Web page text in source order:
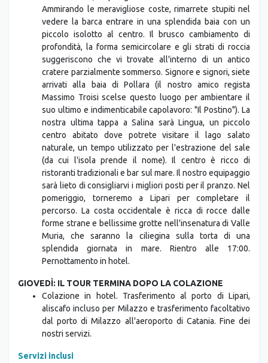
Ammirando le meravigliose coste, rimarrete stupiti nel
vedere la barca entrare in una splendida baia con un
piccolo isolotto al centro. Il brusco cambiamento di
profondità, la forma semicircolare e gli strati di roccia
suggeriscono che vi trovate all'interno di un antico
cratere parzialmente sommerso. Signore e signori, siete
arrivati alla baia di Pollara (il nostro amico regista
Massimo Troisi scelse questo luogo per ambientare il
suo ultimo e indimenticabile capolavoro: "Il Postino"). La
nostra ultima tappa a Salina sarà Lingua, un piccolo
centro abitato dove potrete visitare il lago salato
naturale, un tempo utilizzato per l'estrazione del sale
(da cui l'isola prende il nome). Il centro è ricco di
ristoranti tradizionali e bar sul mare. Il nostro equipaggio
sarà lieto di consigliarvi i migliori posti per il pranzo. Nel
pomeriggio, torneremo a Lipari per completare il
percorso. La costa occidentale è ricca di rocce dalle
forme strane e bellissime grotte nell'insenatura di Valle
Muria, che saranno la ciliegina sulla torta di una
splendida giornata in mare. Rientro alle 17:00.
Pernottamento in hotel.
GIOVEDÌ: IL TOUR TERMINA DOPO LA COLAZIONE
Colazione in hotel. Trasferimento al porto di Lipari,
aliscafo incluso per Milazzo e trasferimento facoltativo
dal porto di Milazzo all'aeroporto di Catania. Fine dei
nostri servizi.
Servizi inclusi